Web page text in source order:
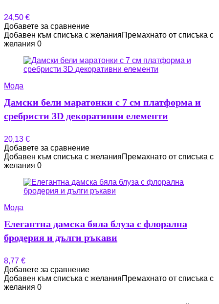
24,50 €
Добавете за сравнение
Добавен към списъка с желанияПремахнато от списъка с
желания 0
Мода
Дамски бели маратонки с 7 см платформа и
сребристи 3D декоративни елементи
20,13 €
Добавете за сравнение
Добавен към списъка с желанияПремахнато от списъка с
желания 0
Мода
Елегантна дамска бяла блуза с флорална
бродерия и дълги ръкави
8,77 €
Добавете за сравнение
Добавен към списъка с желанияПремахнато от списъка с
желания 0